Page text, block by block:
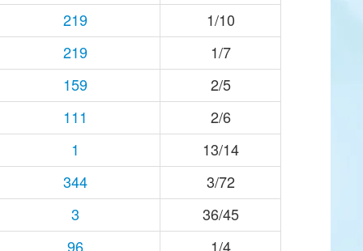
219
1/10
219
1/7
159
2/5
111
2/6
1
13/14
344
3/72
3
36/45
96
1/4